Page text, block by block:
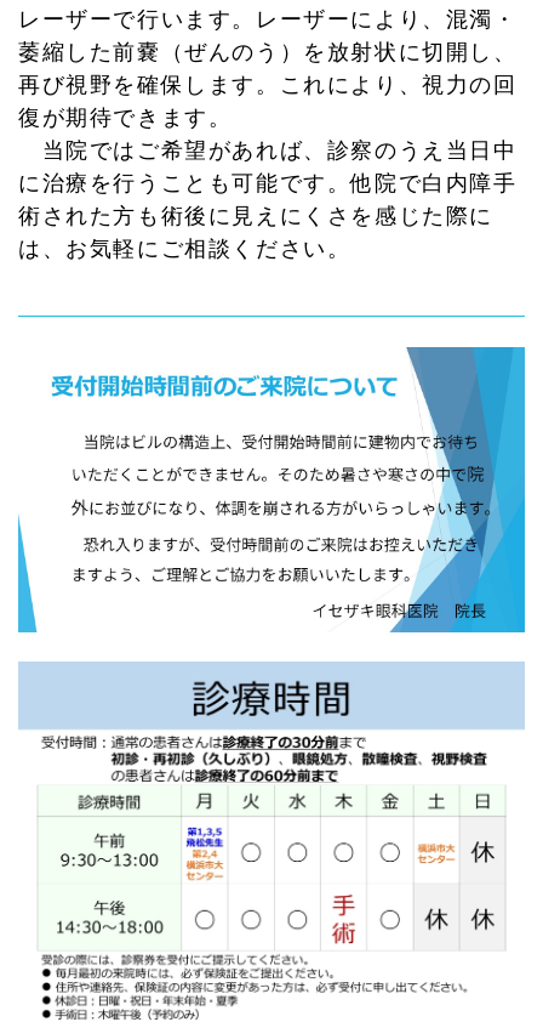
レーザーで行います。レーザーにより、混濁・
萎縮した前嚢（ぜんのう）を放射状に切開し、
再び視野を確保します。これにより、視力の回
復が期待できます。
当院ではご希望があれば、診察のうえ当日中
に治療を行うことも可能です。他院で白内障手
術された方も術後に見えにくさを感じた際に
は、お気軽にご相談ください。